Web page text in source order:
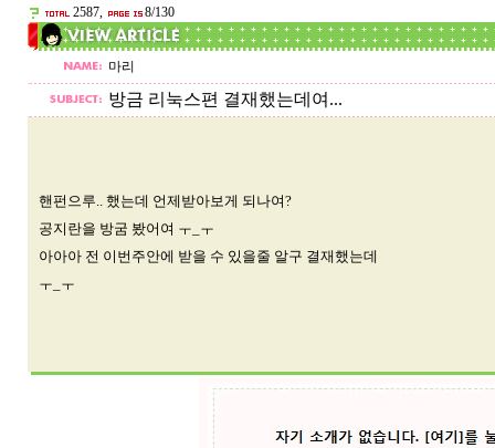
2587, 8/130
마리
방금 리눅스편 결재했는데여...
핸펀으루.. 했는데 언제받아보게 되나여?
공지란을 방굼 봤어여 ㅜ_ㅜ
아아아 전 이번주안에 받을 수 있을줄 알구 결재했는데
ㅜ_ㅜ